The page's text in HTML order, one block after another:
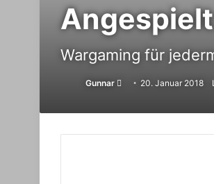
Wargaming für
Gunnar
Sende
eine
E-
20. Januar 2018